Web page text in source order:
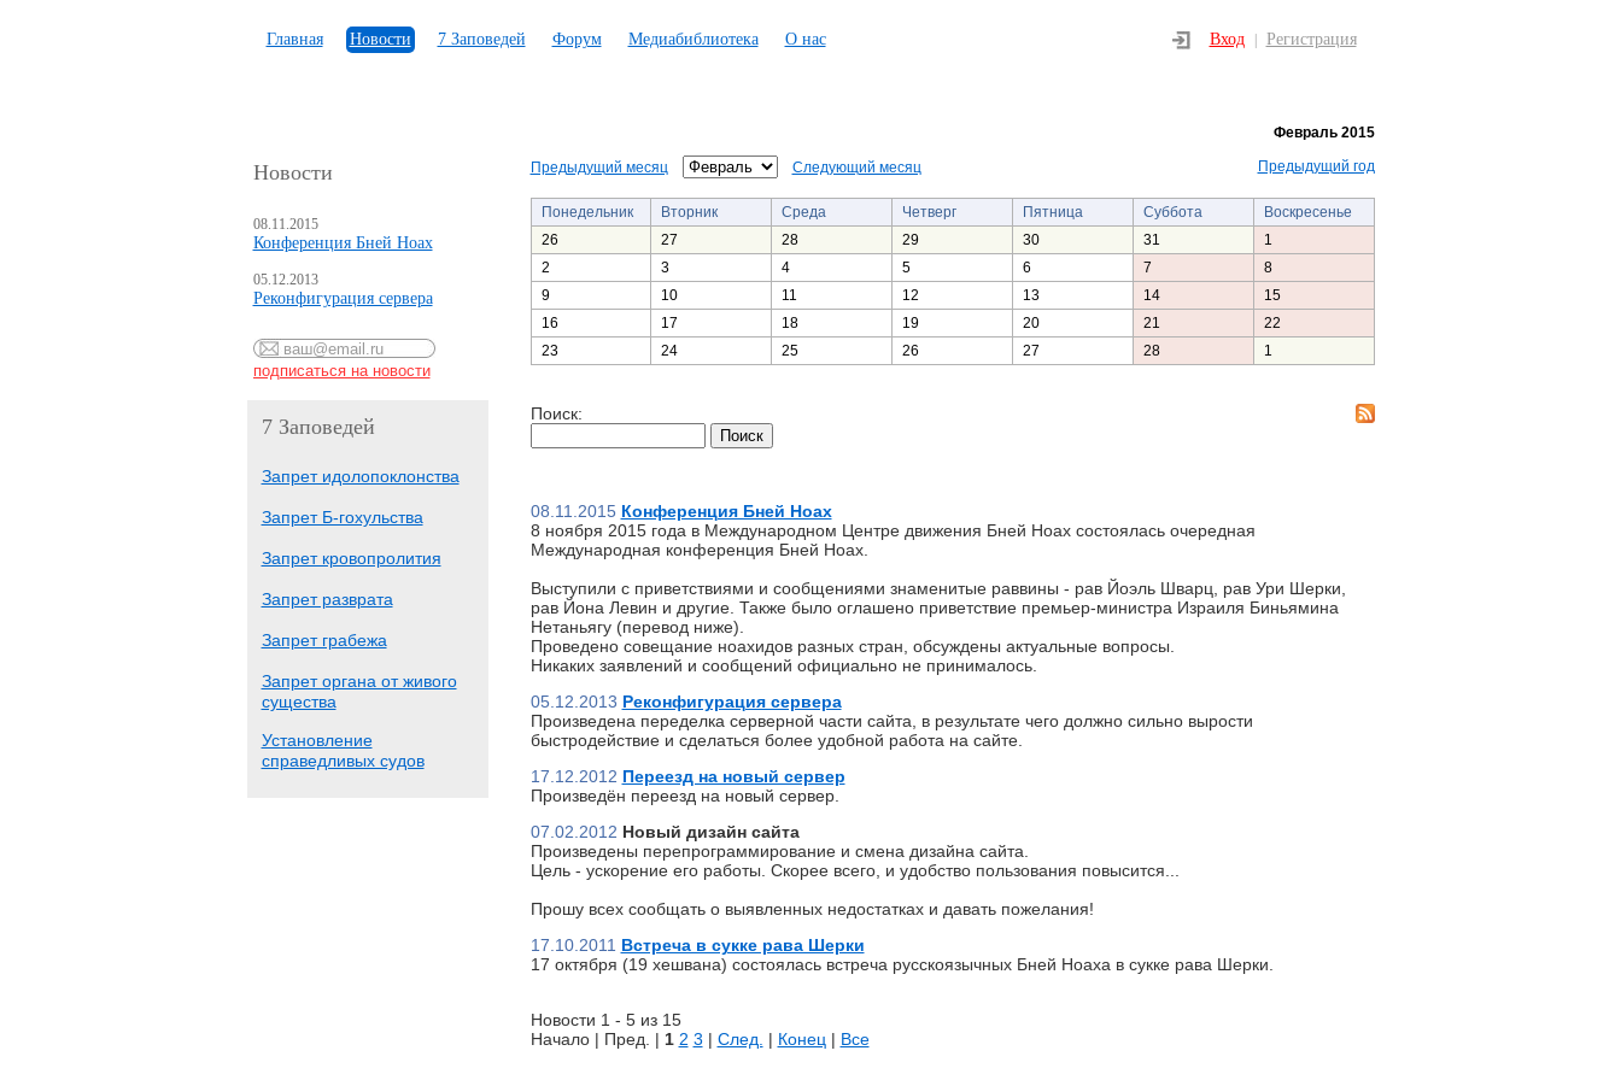
Главная Новости 7 Заповедей Форум Медиабиблиотека О нас Вход Регистрация
Новости
08.11.2015
Конференция Бней Ноах
05.12.2013
Реконфигурация сервера
7 Заповедей
Запрет идолопоклонства
Запрет Б-гохульства
Запрет кровопролития
Запрет разврата
Запрет грабежа
Запрет органа от живого
существа
Установление
справедливых судов
Февраль 2015
Предыдущий месяц Следующий месяц Предыдущий год
Понедельник Вторник Среда Четверг Пятница Суббота
Воскресенье
26
27 28 29 30 31
1
2
3 4 5 6 7
8
9
10 11 12 13 14
15
16
17 18 19 20 21
22
23
24 25 26 27 28 1
Поиск:
08.11.2015 Конференция Бней Ноах
8 ноября 2015 года в Международном Центре движения Бней Ноах состоялась очередная
Международная конференция Бней Ноах.
Выступили с приветствиями и сообщениями знаменитые раввины - рав Йоэль Шварц, рав Ури Шерки,
рав Йона Левин и другие. Также было оглашено приветствие премьер-министра Израиля Биньямина
Нетаньягу (перевод ниже).
Проведено совещание ноахидов разных стран, обсуждены актуальные вопросы.
Никаких заявлений и сообщений официально не принималось.
05.12.2013 Реконфигурация сервера
Произведена переделка серверной части сайта, в результате чего должно сильно вырости
быстродействие и сделаться более удобной работа на сайте.
17.12.2012 Переезд на новый сервер
Произведён переезд на новый сервер.
07.02.2012 Новый дизайн сайта
Произведены перепрограммирование и смена дизайна сайта.
Цель - ускорение его работы. Скорее всего, и удобство пользования повысится...
Прошу всех сообщать о выявленных недостатках и давать пожелания!
17.10.2011 Встреча в сукке рава Шерки
17 октября (19 хешвана) состоялась встреча русскоязычных Бней Ноаха в сукке рава Шерки.
Новости 1 - 5 из 15
Начало | Пред. | 1 2 3 | След. | Конец | Все